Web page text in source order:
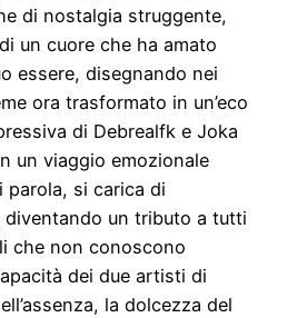
di nostalgia struggente,
un cuore che ha amato
essere, disegnando nei
ora trasformato in un’eco
di Debrealfk e Joka
un viaggio emozionale
si carica di
un tributo a tutti
che non conoscono
dei due artisti di
la dolcezza del